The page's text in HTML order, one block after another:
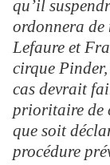
qu’il
ordonnera
Lefaure et
cirque
cas devrait
prioritaire de
que soit dé
procédure pré